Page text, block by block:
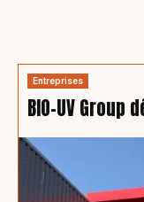
Entreprises
BIO-UV